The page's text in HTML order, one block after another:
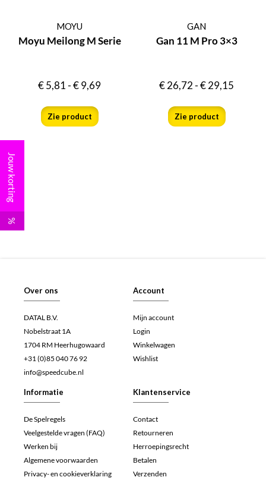
MOYU
Moyu Meilong M Serie
€5,81-€9,69
Zie product
GAN
Gan 11 M Pro 3×3
€26,72-€29,15
Zie product
Over ons
DATAL B.V.
Nobelstraat 1A
1704 RM Heerhugowaard
+31 (0)85 040 76 92
info@speedcube.nl
Account
Mijn account
Login
Winkelwagen
Wishlist
Informatie
De Spelregels
Veelgestelde vragen (FAQ)
Werken bij
Algemene voorwaarden
Privacy- en cookieverklaring
Klantenservice
Contact
Retourneren
Herroepingsrecht
Betalen
Verzenden
Jouw korting
%